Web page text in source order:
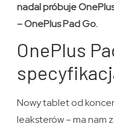
nadal próbuje
– OnePlus Pad Go.
OnePlus
Nowy tablet od
leaksterów – ma nam